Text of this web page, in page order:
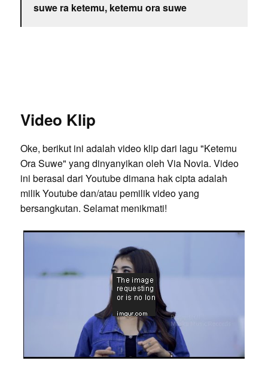
suwe ra ketemu, ketemu ora suwe
Video Klip
Oke, berikut ini adalah video klip dari lagu "Ketemu
Ora Suwe" yang dinyanyikan oleh Via Novia. Video
ini berasal dari Youtube dimana hak cipta adalah
milik Youtube dan/atau pemilik video yang
bersangkutan. Selamat menikmati!